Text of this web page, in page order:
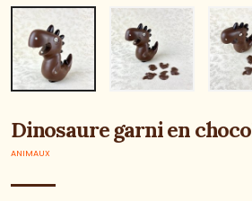
Dinosaure garni en
ANIMAUX